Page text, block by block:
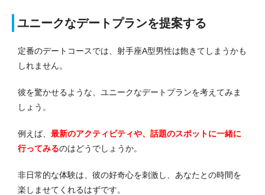
ユニークなデートプランを提案する
定番のデートコースでは、射手座A型男性は飽きてしまうかも
しれません。
彼を驚かせるような、ユニークなデートプランを考えてみま
しょう。
例えば、 最新のアクティビティや、話題のスポットに一緒に
行ってみるのはどうでしょうか。
非日常的な体験は、彼の好奇心を刺激し、あなたとの時間を
楽しませてくれるはずです。